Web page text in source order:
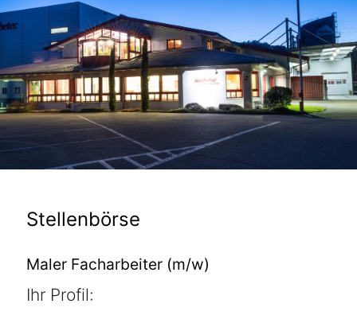
Stellenbörse
Maler Facharbeiter (m/w)
Ihr Profil: